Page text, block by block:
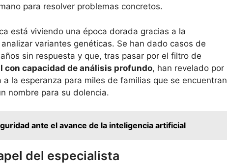
para resolver problemas concretos.
está viviendo una época dorada gracias a la
variantes genéticas. Se han dado casos de
sin respuesta y que, tras pasar por el filtro de
capacidad de análisis profundo, han revelado por
la esperanza para miles de familias que se encuentran
nombre para su dolencia.
ante el avance de la inteligencia artificial
del especialista